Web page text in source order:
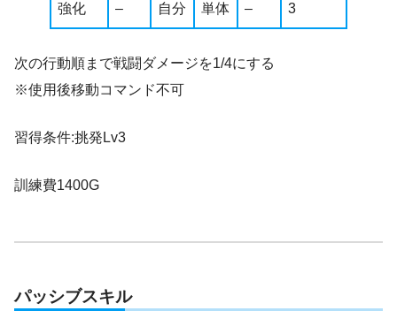
強化 – 自分 単体 – 3
次の行動順まで戦闘ダメージを1/4にする
※使用後移動コマンド不可
習得条件:挑発Lv3
訓練費1400G
パッシブスキル